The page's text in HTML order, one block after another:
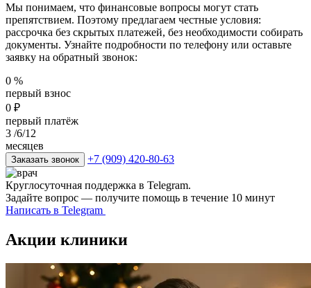
Мы понимаем, что финансовые вопросы могут стать
препятствием. Поэтому предлагаем честные условия:
рассрочка без скрытых платежей, без необходимости собирать
документы. Узнайте подробности по телефону или оставьте
заявку на обратный звонок:
0 %
первый взнос
0 ₽
первый платёж
3 /6/12
месяцев
Заказать звонок +7 (909) 420-80-63
Круглосуточная поддержка в Telegram.
Задайте вопрос — получите помощь в течение 10 минут
Написать в Telegram
Акции клиники